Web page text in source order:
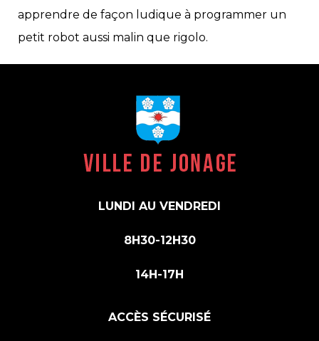
apprendre de façon ludique à programmer un
petit robot aussi malin que rigolo.
LUNDI AU VENDREDI
8H30-12H30
14H-17H
ACCÈS SÉCURISÉ